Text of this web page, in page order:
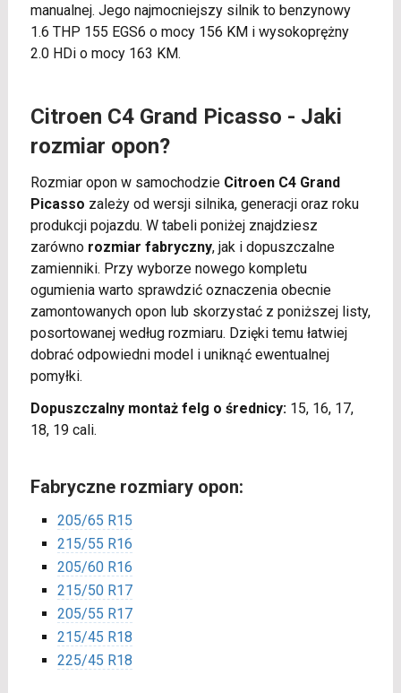
manualnej. Jego najmocniejszy silnik to benzynowy
1.6 THP 155 EGS6 o mocy 156 KM i wysokoprężny
2.0 HDi o mocy 163 KM.
Citroen C4 Grand Picasso - Jaki
rozmiar opon?
Rozmiar opon w samochodzie Citroen C4 Grand
Picasso zależy od wersji silnika, generacji oraz roku
produkcji pojazdu. W tabeli poniżej znajdziesz
zarówno rozmiar fabryczny, jak i dopuszczalne
zamienniki. Przy wyborze nowego kompletu
ogumienia warto sprawdzić oznaczenia obecnie
zamontowanych opon lub skorzystać z poniższej listy,
posortowanej według rozmiaru. Dzięki temu łatwiej
dobrać odpowiedni model i uniknąć ewentualnej
pomyłki.
Dopuszczalny montaż felg o średnicy:15, 16, 17,
18, 19 cali.
Fabryczne rozmiary opon:
205/65 R15
215/55 R16
205/60 R16
215/50 R17
205/55 R17
215/45 R18
225/45 R18